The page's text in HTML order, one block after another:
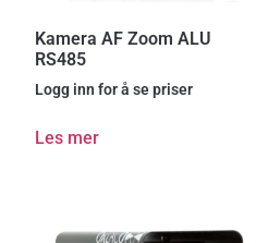
Kamera AF Zoom ALU
RS485
Logg inn for å se priser
Les mer